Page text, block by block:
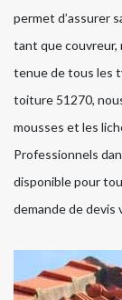
permet d’assurer
tant que couvreur,
tenue de tous les
toiture 51270,
mousses et les
Professionnels
disponible pour
demande de devis